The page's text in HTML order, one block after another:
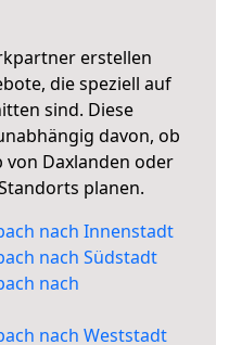
erstellen
die speziell auf
sind. Diese
davon, ob
von Daxlanden oder
planen.
nach Innenstadt
nach Südstadt
nach
nach Weststadt